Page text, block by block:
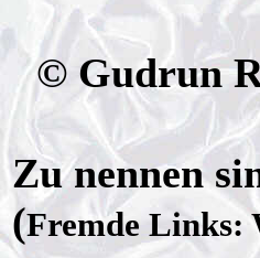
© Gudrun
Zu nennen
(Fremde